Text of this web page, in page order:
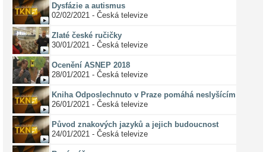
Dysfázie a autismus
02/02/2021 - Česká televize
Zlaté české ručičky
30/01/2021 - Česká televize
Ocenění ASNEP 2018
28/01/2021 - Česká televize
Kniha Odposlechnuto v Praze pomáhá neslyšícím
26/01/2021 - Česká televize
Původ znakových jazyků a jejich budoucnost
24/01/2021 - Česká televize